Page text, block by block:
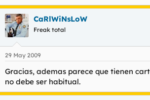
CaRlWiNsLoW
Freak total
29 May 2009
Gracias, ademas parece que tienen
no debe ser habitual.